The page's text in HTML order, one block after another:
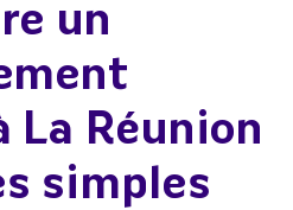
un
La Réunion
simples